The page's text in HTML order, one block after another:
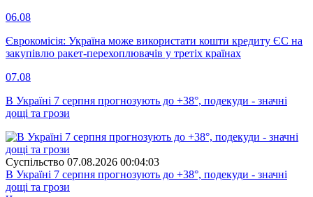
06.08
Єврокомісія: Україна може використати кошти кредиту ЄС на
закупівлю ракет-перехоплювачів у третіх країнах
07.08
В Україні 7 серпня прогнозують до +38°, подекуди - значні
дощі та грози
Суспiльство 07.08.2026 00:04:03
В Україні 7 серпня прогнозують до +38°, подекуди - значні
дощі та грози